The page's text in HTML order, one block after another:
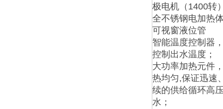
极电机（1400转
全不锈钢电加热
可视窗液位管
智能温度控制器
控制出水温度；
大功率加热元件
热均匀,保证迅速
续的供给循环高
水；